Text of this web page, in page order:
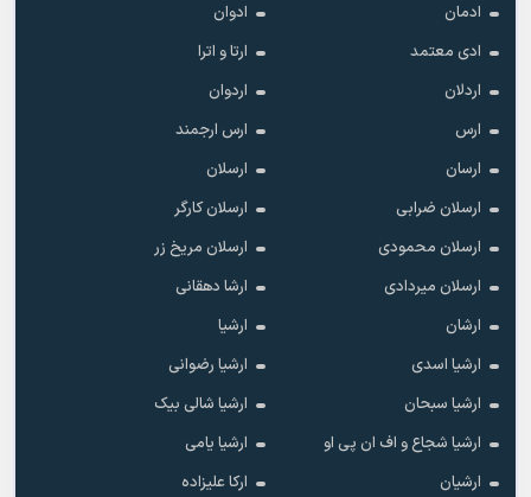
ادمان
ادوان
ادی معتمد
ارتا و اترا
اردلان
اردوان
ارس
ارس ارجمند
ارسان
ارسلان
ارسلان ضرابی
ارسلان کارگر
ارسلان محمودی
ارسلان مریخ زر
ارسلان میردادی
ارشا دهقانی
ارشان
ارشیا
ارشیا اسدی
ارشیا رضوانی
ارشیا سبحان
ارشیا شالی بیک
ارشیا شجاع و اف ان پی او
ارشیا یامی
ارشیان
ارکا علیزاده